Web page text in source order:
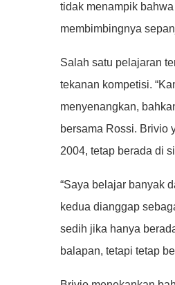
tidak menampik
membimbingnya
Salah satu pelajaran
tekanan kompetisi.
menyenangkan,
bersama Rossi. Brivio
2004, tetap berada di
“Saya belajar banyak
kedua dianggap
sedih jika hanya
balapan, tetapi tetap